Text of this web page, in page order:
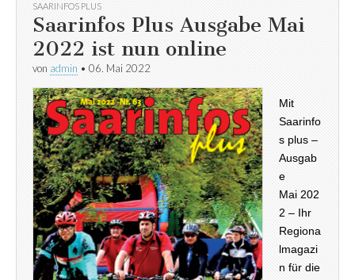
SAARINFOS PLUS
Saarinfos Plus Ausgabe Mai
2022 ist nun online
von admin • 06. Mai 2022
Mit
Saarinfo
s plus –
Ausgab
e
Mai 202
2 – Ihr
Regiona
lmagazi
n für die